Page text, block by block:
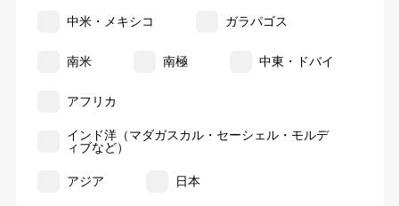
中米・メキシコ ガラパゴス
南米 南極 中東・ドバイ
アフリカ
インド洋（マダガスカル・セーシェル・モルデ
ィブなど）
アジア 日本